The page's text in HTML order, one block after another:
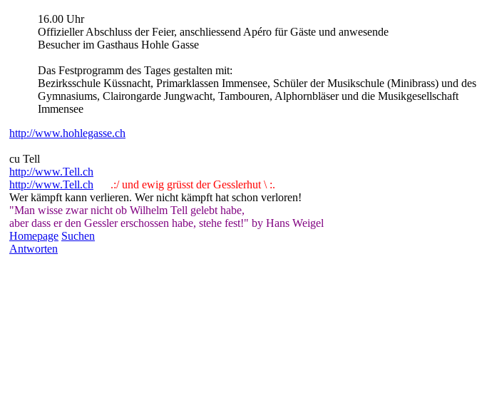
16.00 Uhr
Offizieller Abschluss der Feier, anschliessend Apéro für Gäste und anwesende
Besucher im Gasthaus Hohle Gasse
Das Festprogramm des Tages gestalten mit:
Bezirksschule Küssnacht, Primarklassen Immensee, Schüler der Musikschule (Minibrass) und des
Gymnasiums, Clairongarde Jungwacht, Tambouren, Alphornbläser und die Musikgesellschaft
Immensee
http://www.hohlegasse.ch
cu Tell
http://www.Tell.ch
http://www.Tell.ch
.:/ und ewig grüsst der Gesslerhut \ :.
Wer kämpft kann verlieren. Wer nicht kämpft hat schon verloren!
"Man wisse zwar nicht ob Wilhelm Tell gelebt habe,
aber dass er den Gessler erschossen habe, stehe fest!" by Hans Weigel
Homepage Suchen
Antworten